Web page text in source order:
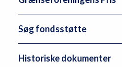
2
Søg fondsstøtte
Historiske dokumenter